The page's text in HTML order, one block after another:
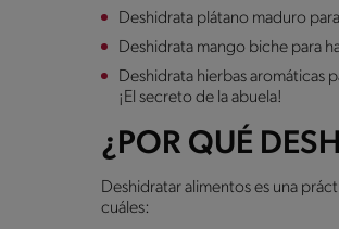
Deshidrata plátano maduro
Deshidrata mango biche para
Deshidrata hierbas aromáticas
¡El secreto de la abuela!
¿POR QUÉ
Deshidratar alimentos es una
cuáles: